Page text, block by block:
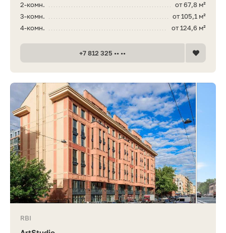
от 67,8 м²
2-комн.
от 105,1 м²
3-комн.
от 124,6 м²
4-комн.
+7 812 325 •• ••
RBI